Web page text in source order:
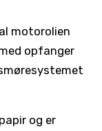
motorolien
opfanger
og er